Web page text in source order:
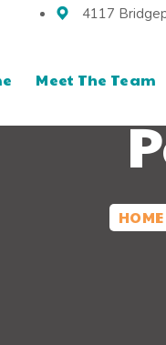
4117
Meet The Team
HOME